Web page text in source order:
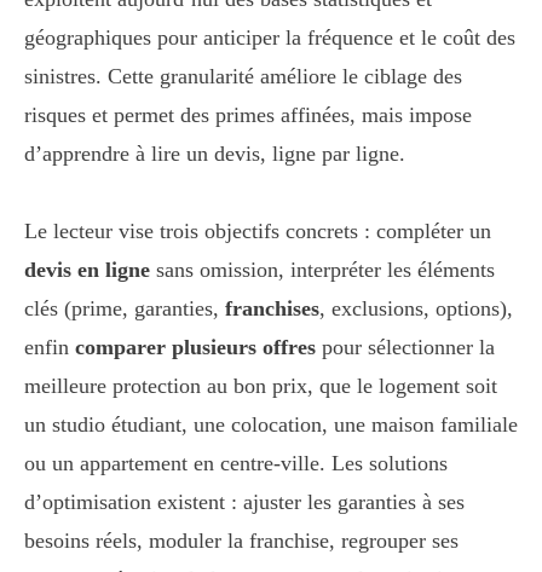
géographiques pour anticiper la fréquence et le coût des
sinistres. Cette granularité améliore le ciblage des
risques et permet des primes affinées, mais impose
d’apprendre à lire un devis, ligne par ligne.
Le lecteur vise trois objectifs concrets : compléter un
devis en ligne sans omission, interpréter les éléments
clés (prime, garanties, franchises, exclusions, options),
enfin comparer plusieurs offres pour sélectionner la
meilleure protection au bon prix, que le logement soit
un studio étudiant, une colocation, une maison familiale
ou un appartement en centre-ville. Les solutions
d’optimisation existent : ajuster les garanties à ses
besoins réels, moduler la franchise, regrouper ses